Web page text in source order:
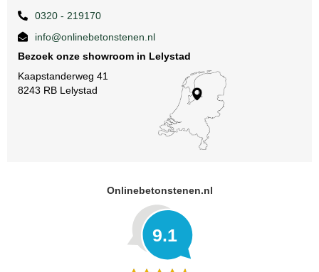
0320 - 219170
info@onlinebetonstenen.nl
Bezoek onze showroom in Lelystad
Kaapstanderweg 41
8243 RB Lelystad
Onlinebetonstenen.nl
9.1